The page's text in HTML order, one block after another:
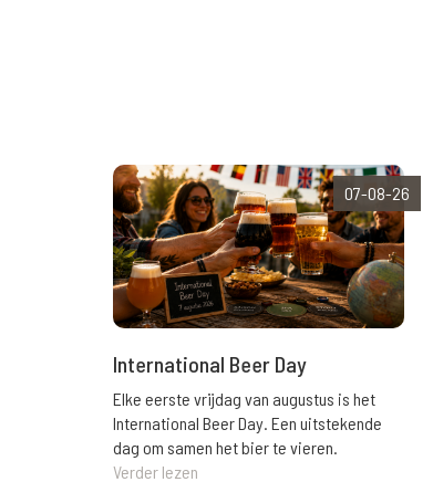
07-08-26
International Beer Day
Elke eerste vrijdag van augustus is het
International Beer Day. Een uitstekende
dag om samen het bier te vieren.
Verder lezen